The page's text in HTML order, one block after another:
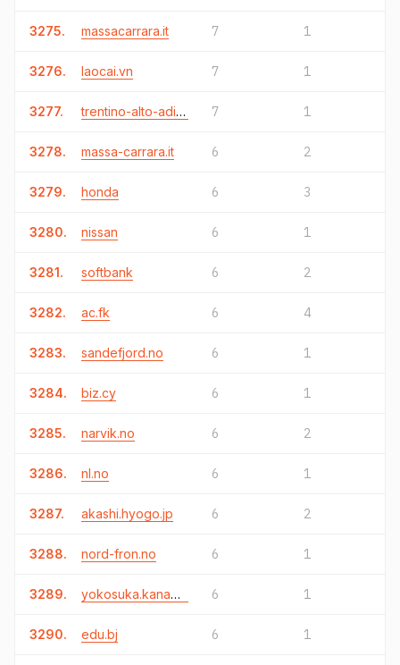
3275. massacarrara.it 7 1
3276. laocai.vn 7 1
3277. trentino-alto-adige.it 7 1
3278. massa-carrara.it 6 2
3279. honda 6 3
3280. nissan 6 1
3281. softbank 6 2
3282. ac.fk 6 4
3283. sandefjord.no 6 1
3284. biz.cy 6 1
3285. narvik.no 6 2
3286. nl.no 6 1
3287. akashi.hyogo.jp 6 2
3288. nord-fron.no 6 1
3289. yokosuka.kanagawa.jp 6 1
3290. edu.bj 6 1